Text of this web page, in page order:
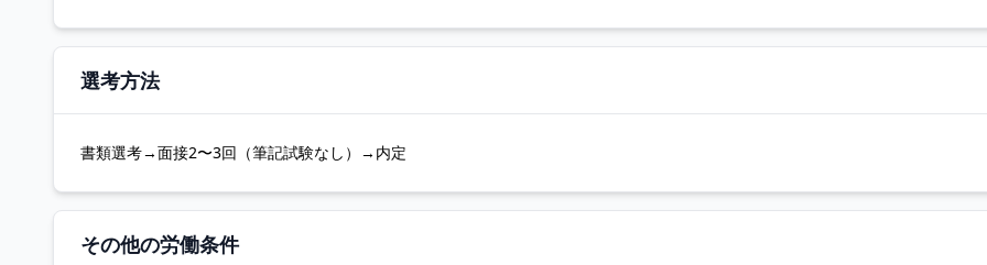
選考方法
書類選考→面接2〜3回（筆記試験なし）→内定
その他の労働条件